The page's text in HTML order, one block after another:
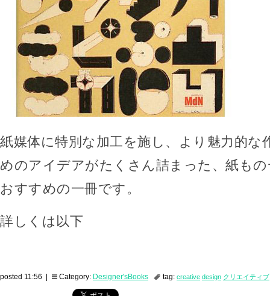
紙媒体に特別な加工を施し、より魅力的な
めのアイデアがたくさん詰まった、紙も
おすすめの一冊です。
詳しくは以下
posted 11:56 | Category: Designer'sBooks tag: creative design クリエイティブ